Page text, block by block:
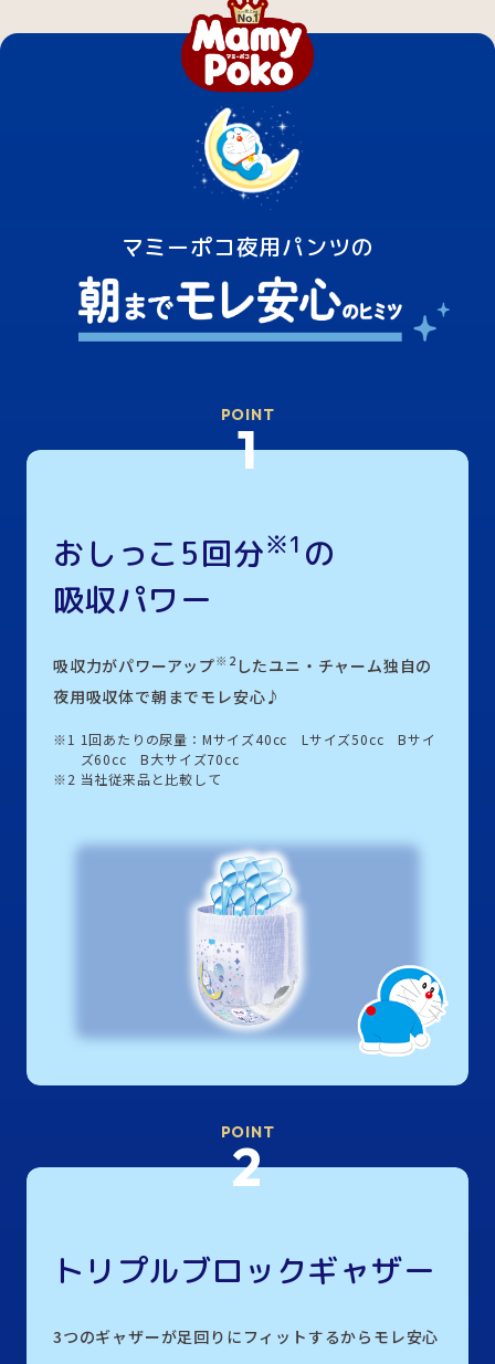
マミーポコ夜用パンツの
POINT
1
おしっこ5回分※1 の
吸収パワー
吸収力がパワーアップ※2 したユニ・チャーム独自の
夜用吸収体で朝までモレ安心♪
※1 1回あたりの尿量：Mサイズ40cc Lサイズ50cc Bサイ
ズ60cc B大サイズ70cc
※2 当社従来品と比較して
POINT
2
トリプルブロックギャザー
3つのギャザーが足回りにフィットするからモレ安心